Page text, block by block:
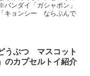
ンダイ「ガシャポン」
キョンシー ならぶんで
うぶつ マスコット
のカプセルトイ紹介